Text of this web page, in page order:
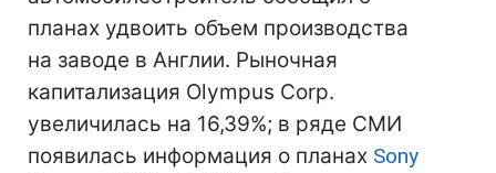
планах удвоить объем производства
на заводе в Англии. Рыночная
капитализация Olympus Corp.
увеличилась на 16,39%; в ряде СМИ
появилась информация о планах Sony